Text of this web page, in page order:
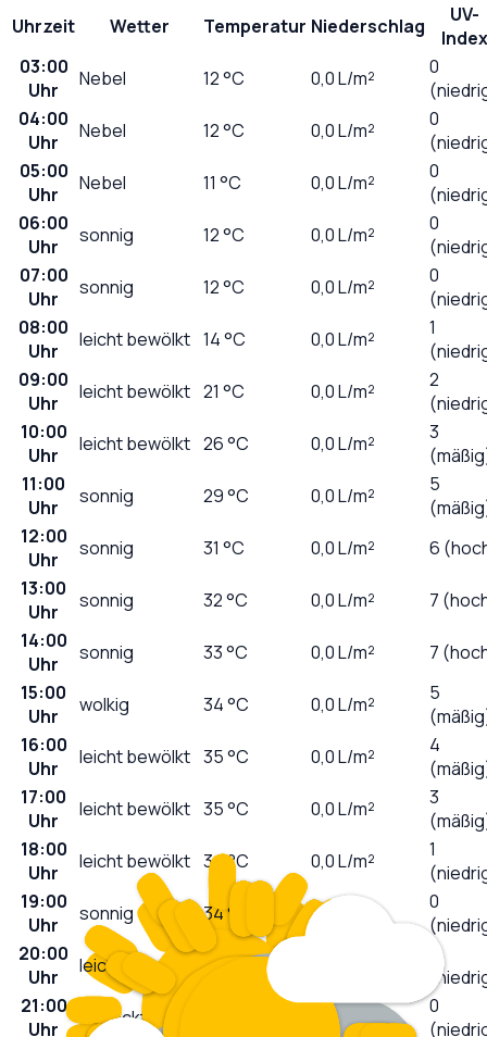
Uhrzeit
Wetter Temperatur Niederschlag
UV-
Index
03:00
Uhr
Nebel 12°C 0,0L/m²
0
04:00
Uhr
Nebel 12°C 0,0L/m²
0
05:00
Uhr
Nebel 11 °C 0,0L/m²
0
06:00
Uhr
sonnig 12°C 0,0L/m²
0
07:00
Uhr
sonnig 12°C 0,0L/m²
0
08:00
Uhr
leicht bewölkt 14°C 0,0L/m²
1
09:00
Uhr
leicht bewölkt 21 °C 0,0L/m²
2
10:00
Uhr
leicht bewölkt 26°C 0,0L/m²
3
11:00
Uhr
sonnig 29°C 0,0L/m²
5
12:00
Uhr
sonnig 31 °C 0,0L/m²
6
13:00
Uhr
sonnig 32°C 0,0L/m²
7
14:00
Uhr
sonnig 33°C 0,0L/m²
7
15:00
Uhr
wolkig 34°C 0,0L/m²
5
16:00
Uhr
leicht bewölkt 35°C 0,0L/m²
4
17:00
Uhr
leicht bewölkt 35°C 0,0L/m²
3
18:00
Uhr
leicht bewölkt 34°C 0,0L/m²
1
19:00
Uhr
sonnig 34°C 0,0
0
20:00
Uhr
leicht bewölkt 32°C
21:00
Uhr
bedeckt L/m²
0